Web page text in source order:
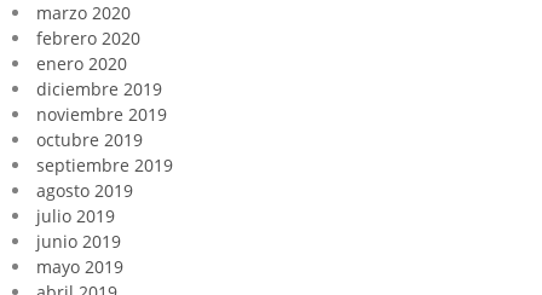
marzo 2020
febrero 2020
enero 2020
diciembre 2019
noviembre 2019
octubre 2019
septiembre 2019
agosto 2019
julio 2019
junio 2019
mayo 2019